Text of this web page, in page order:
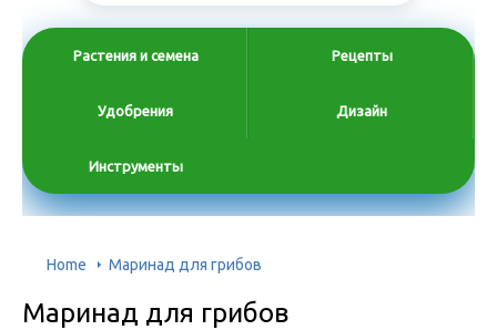
Растения и семена Рецепты
Удобрения Дизайн
Инструменты
Home Маринад для грибов
Маринад для грибов